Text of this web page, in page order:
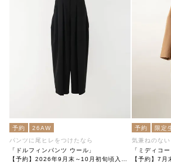
予約
26AW
パンツに尾ヒレをつけたなら
「ドルフィンパンツ ウール」
【予約】2026年9月末～10月初旬頃入荷予定
予約 限定
気兼ねのない
「ミディコー
【予約】7